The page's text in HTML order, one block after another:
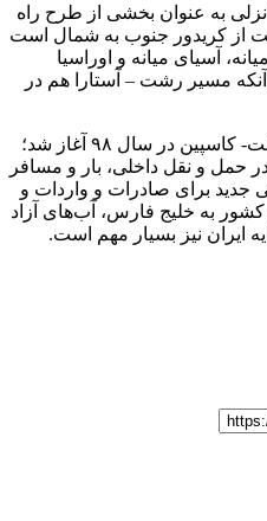
به عنوان بخشی از طرح راه
از کریدور جنوب به شمال است
آسیای میانه و اوراسیا
مسیر رشت – آستارا هم در
عملیات اجرایی پروژه راه آهن رشت- کاسپین در سال ۹۸ آغاز شد؛
حمل و نقل داخلی، بار و مسافر
جدید برای صادرات و واردات و
کشور به خلیج فارس، آب‌های آزاد
ایران نیز بسیار مهم است.